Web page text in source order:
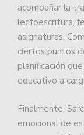
acompañar la
lectoescritura,
asignaturas.
ciertos puntos
planificación
educativo a
Finalmente,
emocional de